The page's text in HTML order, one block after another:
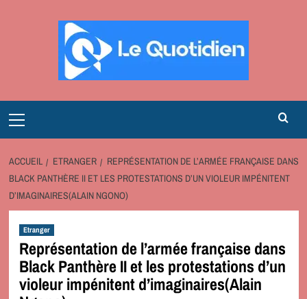
Menu
ACCUEIL ETRANGER
REPRÉSENTATION DE L’ARMÉE FRANÇAISE DANS
BLACK PANTHÈRE II ET LES PROTESTATIONS D’UN VIOLEUR IMPÉNITENT
D’IMAGINAIRES(ALAIN NGONO)
Etranger
Représentation de l’armée française dans
Black Panthère II et les protestations d’un
violeur impénitent d’imaginaires(Alain